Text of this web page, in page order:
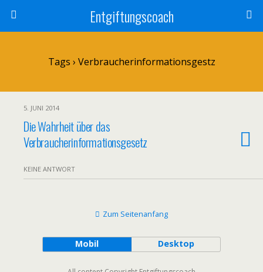
Entgiftungscoach
Tags › Verbraucherinformationsgestz
5. JUNI 2014
Die Wahrheit über das
Verbraucherinformationsgesetz
KEINE ANTWORT
Zum Seitenanfang
Mobil Desktop